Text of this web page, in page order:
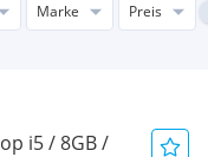
Marke
Preis
i5 / 8GB /